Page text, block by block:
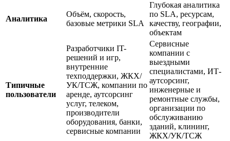
Аналитика
Объём, скорость,
базовые метрики SLA
Глубокая аналитика
по SLA, ресурсам,
качеству, географии,
объектам
Типичные
пользователи
Разработчики IT-
решений и игр,
внутренние
техподдержки, ЖКХ/
УК/ТСЖ, компании по
аренде, аутсорсинг
услуг, телеком,
производители
оборудования, банки,
сервисные компании
Сервисные
компании с
выездными
специалистами, ИТ-
аутсорсинг,
инженерные и
ремонтные службы,
организации по
обслуживанию
зданий, клининг,
ЖКХ/УК/ТСЖ